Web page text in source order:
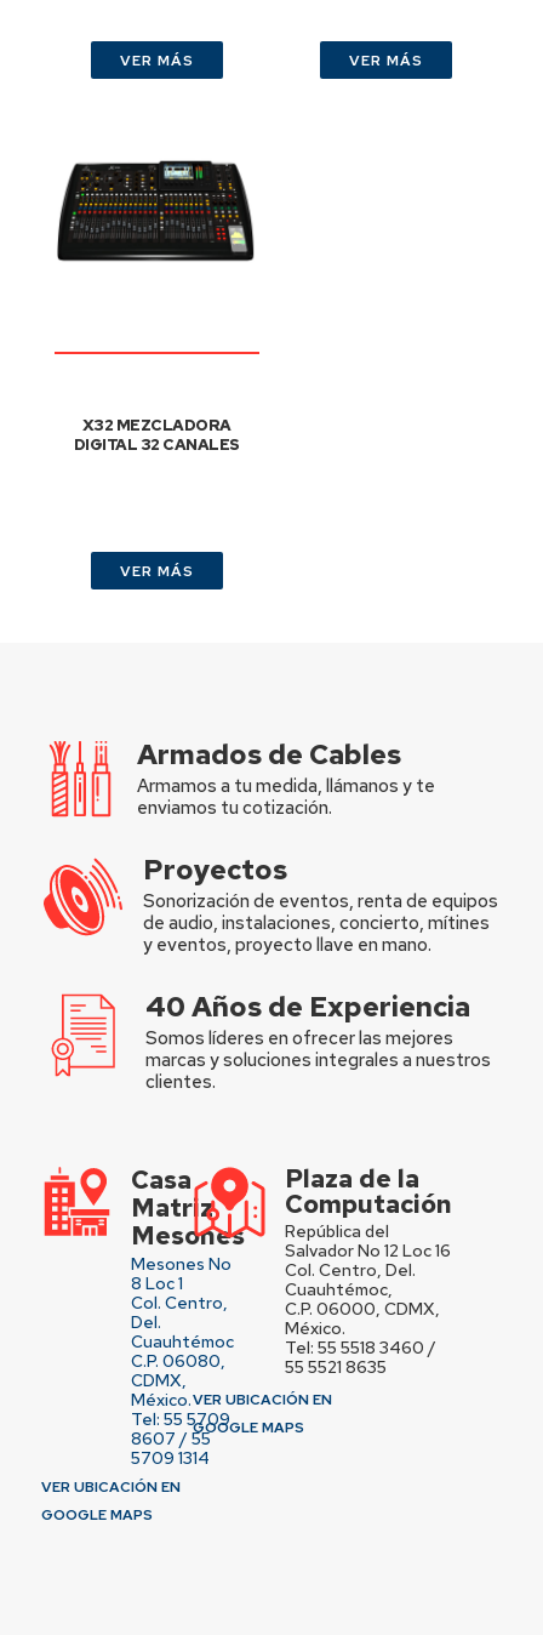
VER MÁS VER MÁS
X32 MEZCLADORA
DIGITAL 32 CANALES
VER MÁS
Armados de Cables
Armamos a tu medida, llámanos y te
enviamos tu cotización.
Proyectos
Sonorización de eventos, renta de equipos
de audio, instalaciones, concierto, mítines
y eventos, proyecto llave en mano.
40 Años de Experiencia
Somos líderes en ofrecer las mejores
marcas y soluciones integrales a nuestros
clientes.
Casa
Matriz
Mesones
Mesones No
8 Loc 1
Col. Centro,
Del.
Cuauhtémoc
C.P. 06080,
CDMX,
México.
Tel: 55 5709
8607 / 55
5709 1314
VER UBICACIÓN EN
GOOGLE MAPS
Plaza de la
Computación
República del
Salvador No 12 Loc 16
Col. Centro, Del.
Cuauhtémoc,
C.P. 06000, CDMX,
México.
Tel: 55 5518 3460 /
55 5521 8635
VER UBICACIÓN EN
GOOGLE MAPS